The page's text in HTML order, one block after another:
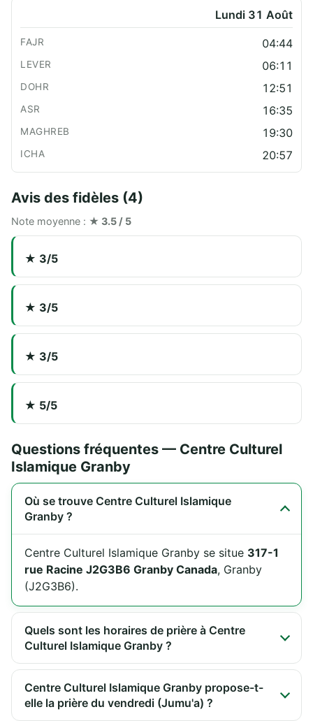
Lundi 31 Août
04:44
06:11
12:51
16:35
19:30
20:57
Avis des fidèles (4)
Note moyenne : ★ 3.5 / 5
★ 3/5
★ 3/5
★ 3/5
★ 5/5
Questions fréquentes — Centre Culturel
Islamique Granby
Où se trouve Centre Culturel Islamique
Granby ?
Centre Culturel Islamique Granby se situe 317-1
rue Racine J2G3B6 Granby Canada, Granby
(J2G3B6).
Quels sont les horaires de prière à Centre
Culturel Islamique Granby ?
Centre Culturel Islamique Granby propose-t-
elle la prière du vendredi (Jumu'a) ?